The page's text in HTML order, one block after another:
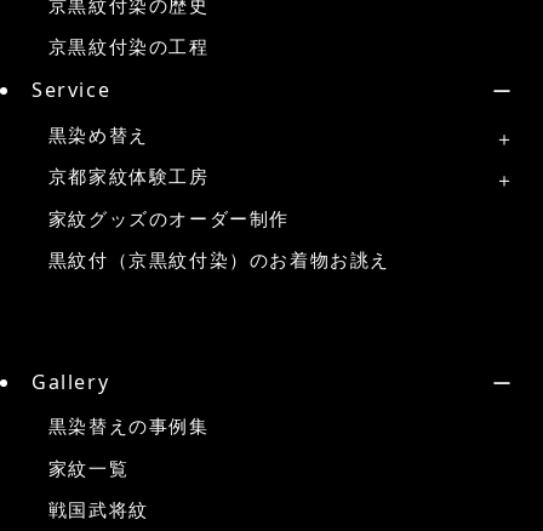
京黒紋付染の工程
Service
黒染め替え
京都家紋体験工房
家紋グッズのオーダー制作
黒紋付（京黒紋付染）のお着物お誂え
Gallery
黒染替えの事例集
家紋一覧
戦国武将紋